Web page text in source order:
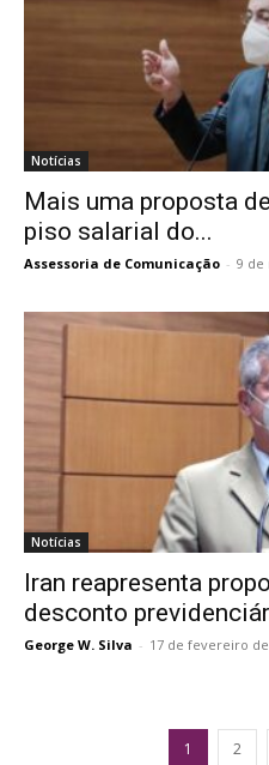
Notícias
Mais uma proposta
piso salarial do...
Assessoria de Comunicação - 9 de
Notícias
Iran reapresenta
desconto
George W. Silva - 17 de fevereiro de
1 2